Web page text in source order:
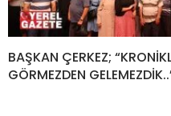
BAŞKAN ÇERKEZ;
GÖRMEZDEN